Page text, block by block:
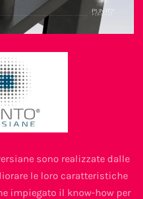
sono realizzate dalle
le loro caratteristiche
impiegato il know-how per